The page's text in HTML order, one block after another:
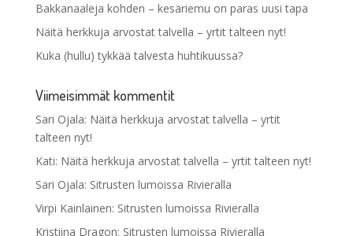
Bakkanaaleja kohden – kesäriemu on paras uusi tapa
Näitä herkkuja arvostat talvella – yrtit talteen nyt!
Kuka (hullu) tykkää talvesta huhtikuussa?
Viimeisimmät kommentit
Sari Ojala: Näitä herkkuja arvostat talvella – yrtit
talteen nyt!
Kati: Näitä herkkuja arvostat talvella – yrtit talteen nyt!
Sari Ojala: Sitrusten lumoissa Rivieralla
Virpi Kainlainen: Sitrusten lumoissa Rivieralla
Kristiina Dragon: Sitrusten lumoissa Rivieralla